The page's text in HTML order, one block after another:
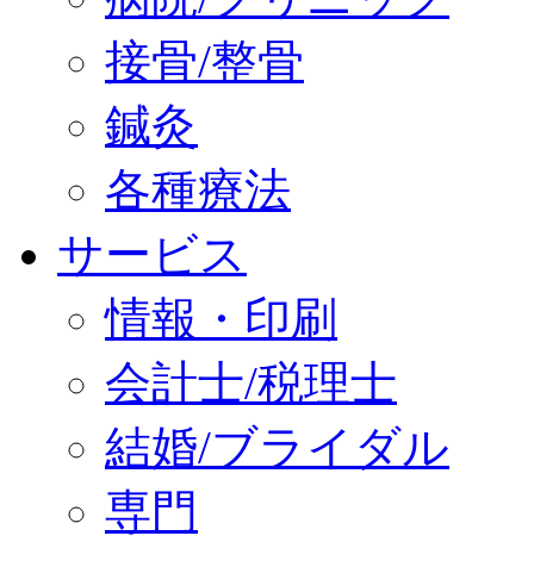
接骨/整骨
鍼灸
各種療法
サービス
情報・印刷
会計士/税理士
結婚/ブライダル
専門